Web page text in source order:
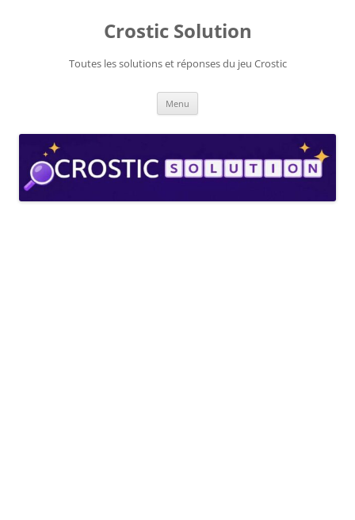
Crostic Solution
Toutes les solutions et réponses du jeu Crostic
Menu